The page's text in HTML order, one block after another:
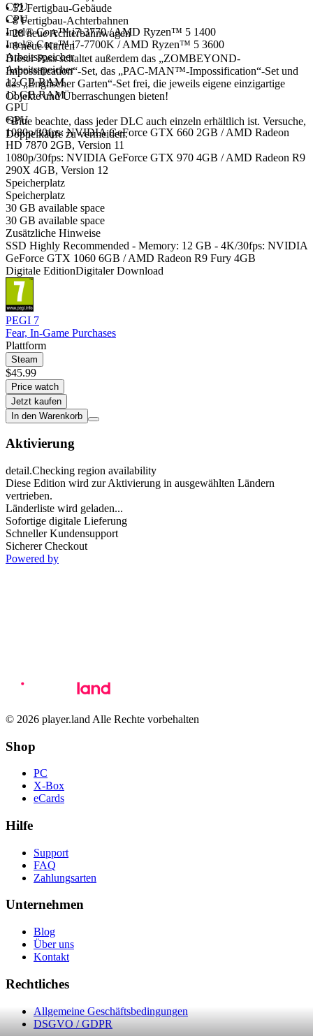
• 52 Fertigbau-Gebäude
• 8 Fertigbau-Achterbahnen
• 28 neue Achterbahnwagen
• 8 neue Karten
Dieser Pass schaltet außerdem das „ZOMBEYOND-
Impossification“-Set, das „PAC-MAN™-Impossification“-Set und
das „Englischer Garten“-Set frei, die jeweils eigene einzigartige
Objekte und Überraschungen bieten!
*Bitte beachte, dass jeder DLC auch einzeln erhältlich ist. Versuche,
Doppelkäufe zu vermeiden.
CPU
CPU
Intel® Core™ i7-3770 / AMD Ryzen™ 5 1400
Intel® Core™ i7-7700K / AMD Ryzen™ 5 3600
Arbeitsspeicher
Arbeitsspeicher
12 GB RAM
12 GB RAM
GPU
GPU
1080p/30fps: NVIDIA GeForce GTX 660 2GB / AMD Radeon
HD 7870 2GB, Version 11
1080p/30fps: NVIDIA GeForce GTX 970 4GB / AMD Radeon R9
290X 4GB, Version 12
Speicherplatz
Speicherplatz
30 GB available space
30 GB available space
Zusätzliche Hinweise
SSD Highly Recommended - Memory: 12 GB - 4K/30fps: NVIDIA
GeForce GTX 1060 6GB / AMD Radeon R9 Fury 4GB
Digitale EditionDigitaler Download
PEGI 7
Fear, In-Game Purchases
Plattform
Steam
$45.99
Price watch
Jetzt kaufen
In den Warenkorb
Aktivierung
detail.Checking region availability
Diese Edition wird zur Aktivierung in ausgewählten Ländern
vertrieben.
Länderliste wird geladen...
Sofortige digitale Lieferung
Schneller Kundensupport
Sicherer Checkout
Powered by
© 2026 player.land Alle Rechte vorbehalten
Shop
PC
X-Box
eCards
Hilfe
Support
FAQ
Zahlungsarten
Unternehmen
Blog
Über uns
Kontakt
Rechtliches
Allgemeine Geschäftsbedingungen
DSGVO / GDPR